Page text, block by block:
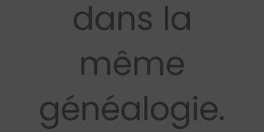
dans la
même
généalogie.